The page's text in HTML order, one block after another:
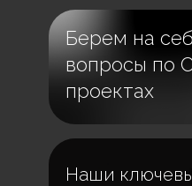
Берем на
вопросы по
проектах
Наши